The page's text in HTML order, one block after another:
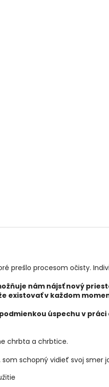
prešlo procesom očisty.
nám nájsť nový
existovať v každom
úspechu v
chrbta a chrbtice.
schopný vidieť svoj smer